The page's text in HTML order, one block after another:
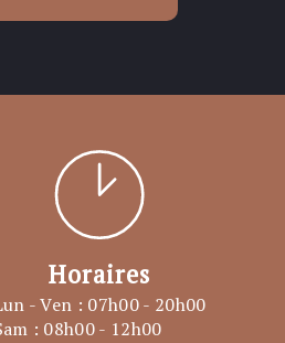
Horaires
- Ven : 07h00 - 20h00
: 08h00 - 12h00